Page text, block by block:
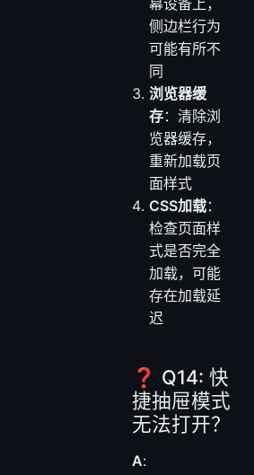
幕设备上，
侧边栏行为
可能有所不
同
浏览器缓
存：清除浏
览器缓存，
重新加载页
面样式
CSS加载：
检查页面样
式是否完全
加载，可能
存在加载延
迟
❓ Q14: 快
捷抽屉模式
无法打开？
A: